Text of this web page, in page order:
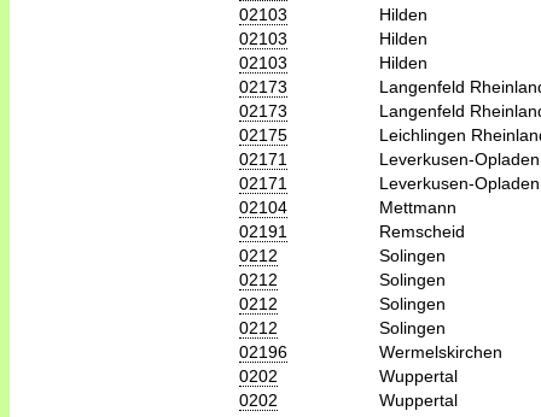
02103
Hilden
02103
Hilden
02103
Hilden
02173
Langenfeld
02173
Langenfeld
02175
Leichlingen
02171
Leverkusen-Opladen
02171
Leverkusen-Opladen
02104
Mettmann
02191
Remscheid
0212
Solingen
0212
Solingen
0212
Solingen
0212
Solingen
02196
Wermelskirchen
0202
Wuppertal
0202
Wuppertal